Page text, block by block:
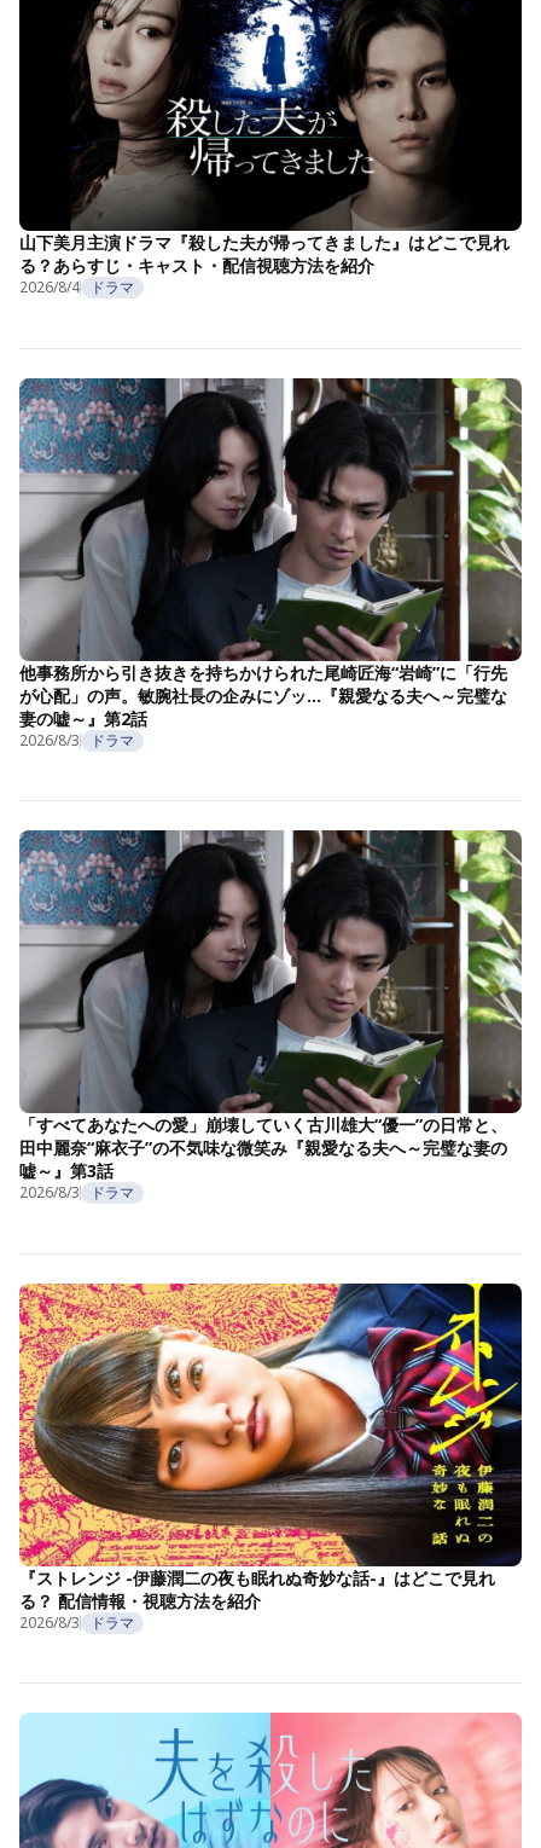
山下美月主演ドラマ『殺した夫が帰ってきました』はどこで見れ
る？あらすじ・キャスト・配信視聴方法を紹介
2026/8/4 ドラマ
他事務所から引き抜きを持ちかけられた尾崎匠海“岩崎”に「行先
が心配」の声。敏腕社長の企みにゾッ…『親愛なる夫へ～完璧な
妻の嘘～』第2話
2026/8/3 ドラマ
「すべてあなたへの愛」崩壊していく古川雄大“優一”の日常と、
田中麗奈“麻衣子”の不気味な微笑み『親愛なる夫へ～完璧な妻の
嘘～』第3話
2026/8/3 ドラマ
『ストレンジ -伊藤潤二の夜も眠れぬ奇妙な話-』はどこで見れ
る？ 配信情報・視聴方法を紹介
2026/8/3 ドラマ